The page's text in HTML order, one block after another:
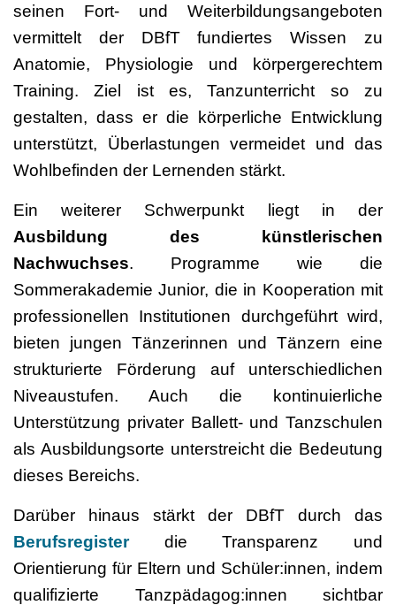
seinen Fort- und Weiterbildungsangeboten
vermittelt der DBfT fundiertes Wissen zu
Anatomie, Physiologie und körpergerechtem
Training. Ziel ist es, Tanzunterricht so zu
gestalten, dass er die körperliche Entwicklung
unterstützt, Überlastungen vermeidet und das
Wohlbefinden der Lernenden stärkt.
Ein weiterer Schwerpunkt liegt in der
Ausbildung des künstlerischen
Nachwuchses. Programme wie die
Sommerakademie Junior, die in Kooperation mit
professionellen Institutionen durchgeführt wird,
bieten jungen Tänzerinnen und Tänzern eine
strukturierte Förderung auf unterschiedlichen
Niveaustufen. Auch die kontinuierliche
Unterstützung privater Ballett- und Tanzschulen
als Ausbildungsorte unterstreicht die Bedeutung
dieses Bereichs.
Darüber hinaus stärkt der DBfT durch das
Berufsregisterdie Transparenz und
Orientierung für Eltern und Schüler:innen, indem
qualifizierte Tanzpädagog:innen sichtbar